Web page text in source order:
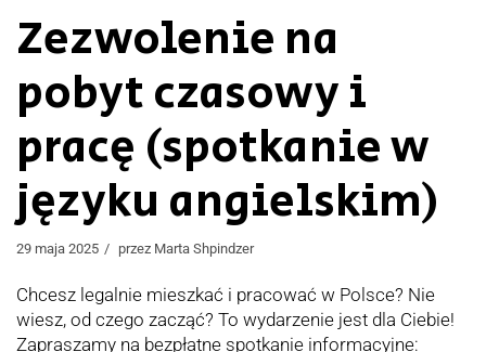
Zezwolenie na
pobyt czasowy i
pracę (spotkanie w
języku angielskim)
29 maja 2025 przez Marta Shpindzer
Chcesz legalnie mieszkać i pracować w Polsce? Nie
wiesz, od czego zacząć? To wydarzenie jest dla Ciebie!
Zapraszamy na bezpłatne spotkanie informacyjne: